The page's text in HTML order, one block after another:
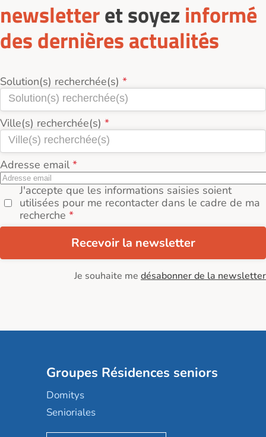
newsletteret soyez informé
des dernières actualités
Solution(s) recherchée(s)
Ville(s) recherchée(s)
Adresse email
J'accepte que les informations saisies soient
utilisées pour me recontacter dans le cadre de ma
recherche
Recevoir la newsletter
Je souhaite me désabonner de la newsletter
Groupes Résidences seniors
Domitys
Senioriales
Nohée